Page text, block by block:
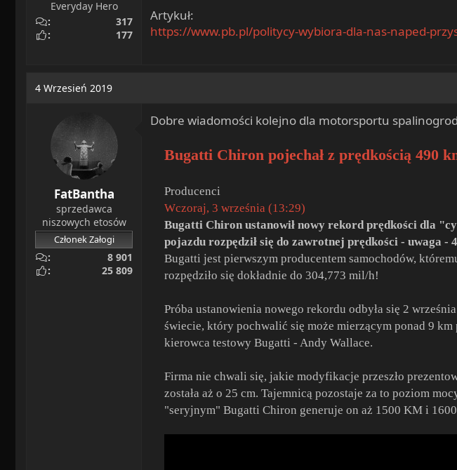
Everyday Hero
317
177
Artykuł:
https://www.pb.pl/politycy-wybiora-dla-nas-naped-
4 Wrzesień 2019
FatBantha
sprzedawca
niszowych etosów
Członek Załogi
8 901
25 809
Dobre wiadomości kolejno dla motorsportu
Bugatti Chiron pojechał z prędkością 490
Producenci
Wczoraj, 3 września (13:29)
Bugatti Chiron ustanowił nowy rekord prędkości dla
pojazdu rozpędził się do zawrotnej prędkości - uwaga -
Bugatti jest pierwszym producentem samochodów,
rozpędziło się dokładnie do 304,773 mil/h!
Próba ustanowienia nowego rekordu odbyła się 2
świecie, który pochwalić się może mierzącym ponad 9
kierowca testowy Bugatti - Andy Wallace.
Firma nie chwali się, jakie modyfikacje przeszło
została aż o 25 cm. Tajemnicą pozostaje za to poziom
"seryjnym" Bugatti Chiron generuje on aż 1500 KM i